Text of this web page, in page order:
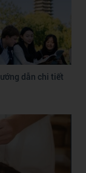
dẫn chi tiết